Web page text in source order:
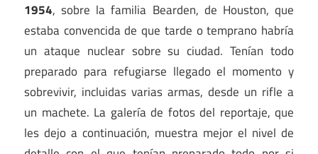
1954, sobre la familia Bearden, de Houston, que
estaba convencida de que tarde o temprano habría
un ataque nuclear sobre su ciudad. Tenían todo
preparado para refugiarse llegado el momento y
sobrevivir, incluidas varias armas, desde un rifle a
un machete. La galería de fotos del reportaje, que
les dejo a continuación, muestra mejor el nivel de